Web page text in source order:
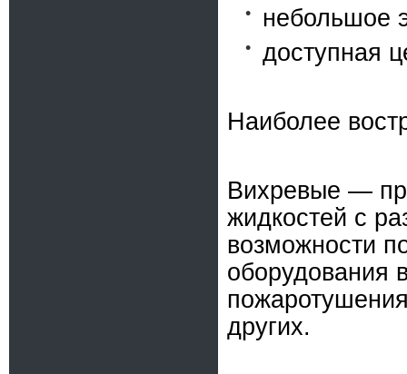
небольшое
доступная
Наиболее
Вихревые —
жидкостей с
возможности
оборудования
других.